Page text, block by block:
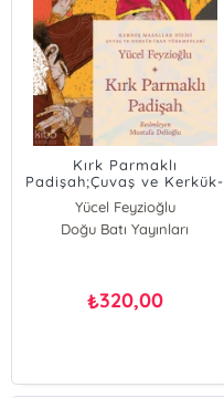
Kırk Parmaklı
Padişah;Çuvaş ve Kerkük-
İran Türkmenleri Masalları
Yücel Feyzioğlu
Doğu Batı Yayınları
₺320,00